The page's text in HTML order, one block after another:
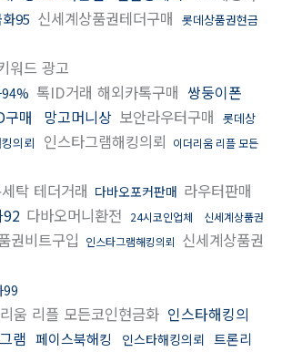
95 신세계상품권테더구매 롯데상품권현금
워드 광고
94% 톡ID거래 해외카톡구매 쌍둥이폰
매
망고머니상 보안라우터구매 롯데상
의뢰 인스타그램해킹의뢰 이더리움 리플 모든
탁 테더거래 다바오포커판매 라우터판매
92 다바오머니환전 24시코인업체
신세계상품권
권비트구입 인스타그램해킹의뢰 신세계상품권
99
움 리플 모든코인현금화 인스타해킹의
램 페이스북해킹 인스타해킹의뢰 트론리